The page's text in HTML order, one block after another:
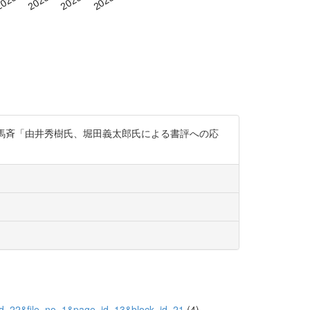
「由井秀樹氏、堀田義太郎氏による書評への応